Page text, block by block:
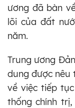
ương đã bàn
lõi của đất
năm.
Trung ương
dung được nêu
về việc tiếp
thống chính